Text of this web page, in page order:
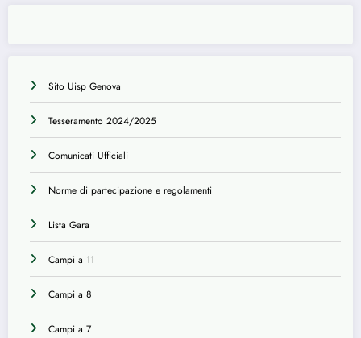
Sito Uisp Genova
Tesseramento 2024/2025
Comunicati Ufficiali
Norme di partecipazione e regolamenti
Lista Gara
Campi a 11
Campi a 8
Campi a 7